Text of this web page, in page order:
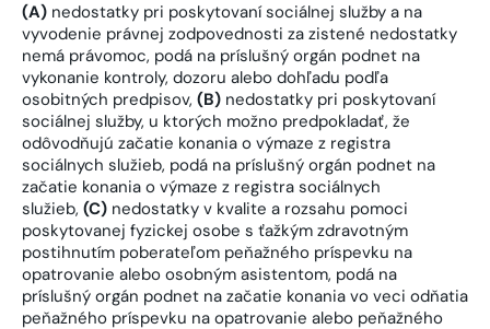
(A) nedostatky pri poskytovaní sociálnej služby a na
vyvodenie právnej zodpovednosti za zistené nedostatky
nemá právomoc, podá na príslušný orgán podnet na
vykonanie kontroly, dozoru alebo dohľadu podľa
osobitných predpisov, (B) nedostatky pri poskytovaní
sociálnej služby, u ktorých možno predpokladať, že
odôvodňujú začatie konania o výmaze z registra
sociálnych služieb, podá na príslušný orgán podnet na
začatie konania o výmaze z registra sociálnych
služieb, (C) nedostatky v kvalite a rozsahu pomoci
poskytovanej fyzickej osobe s ťažkým zdravotným
postihnutím poberateľom peňažného príspevku na
opatrovanie alebo osobným asistentom, podá na
príslušný orgán podnet na začatie konania vo veci odňatia
peňažného príspevku na opatrovanie alebo peňažného